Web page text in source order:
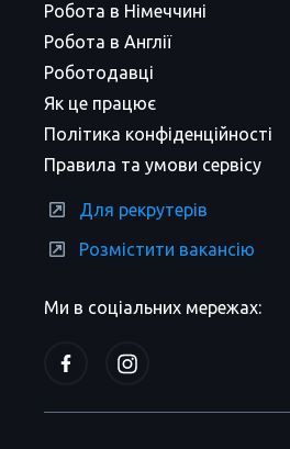
Ми в соціальних мережах:
Робота в Німеччині
Робота в Англії
Роботодавці
Як це працює
Політика конфіденційності
Правила та умови сервісу
Для рекрутерів
Розмістити вакансію